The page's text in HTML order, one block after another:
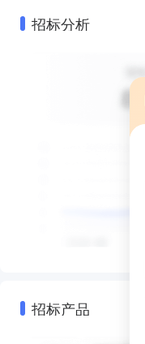
招标分析
招标产品